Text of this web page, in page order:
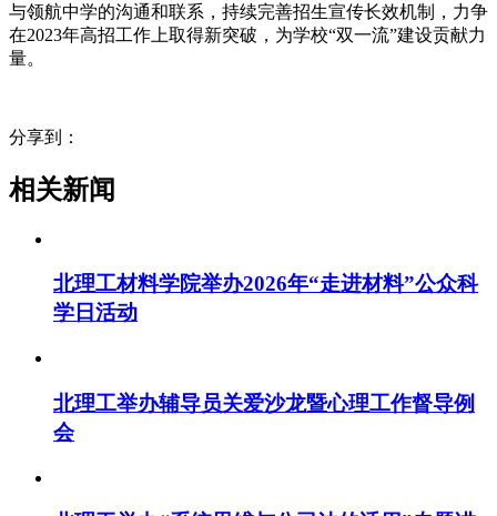
与领航中学的沟通和联系，持续完善招生宣传长效机制，力争
在2023年高招工作上取得新突破，为学校“双一流”建设贡献力
量。
分享到：
相关新闻
北理工材料学院举办2026年“走进材料”公众科
学日活动
北理工举办辅导员关爱沙龙暨心理工作督导例
会